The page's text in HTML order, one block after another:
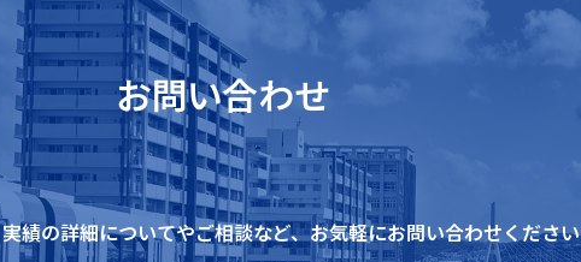
お問い合わせ
績の詳細についてやご相談など、お気軽にお問い合わせください